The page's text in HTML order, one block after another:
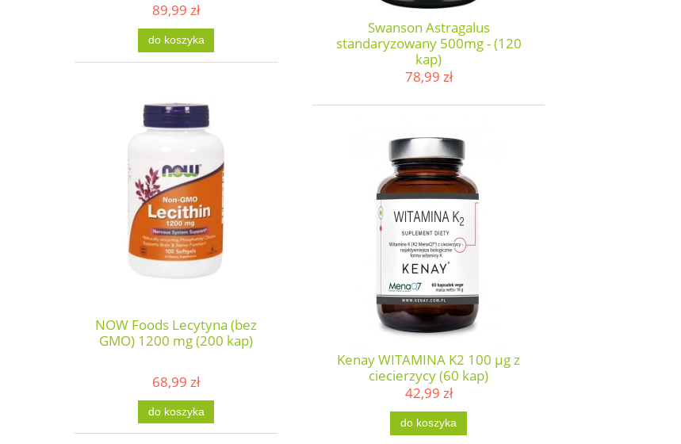
89,99 zł
do koszyka
NOW Foods Lecytyna (bez
GMO) 1200 mg (200 kap)
68,99 zł
do koszyka
Swanson Astragalus
standaryzowany 500mg - (120
kap)
78,99 zł
Kenay WITAMINA K2 100 µg z
ciecierzycy (60 kap)
42,99 zł
do koszyka